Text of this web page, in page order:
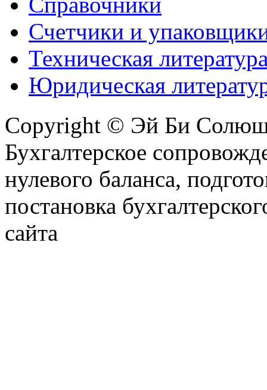
Счетчики и
Техническая
Юридическая
Copyright © Эй Би
Бухгалтерское
нулевого баланса,
постановка
сайта